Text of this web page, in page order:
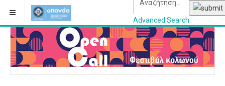
Advanced Search